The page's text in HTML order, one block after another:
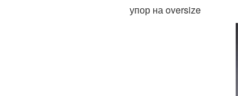
упор на oversize